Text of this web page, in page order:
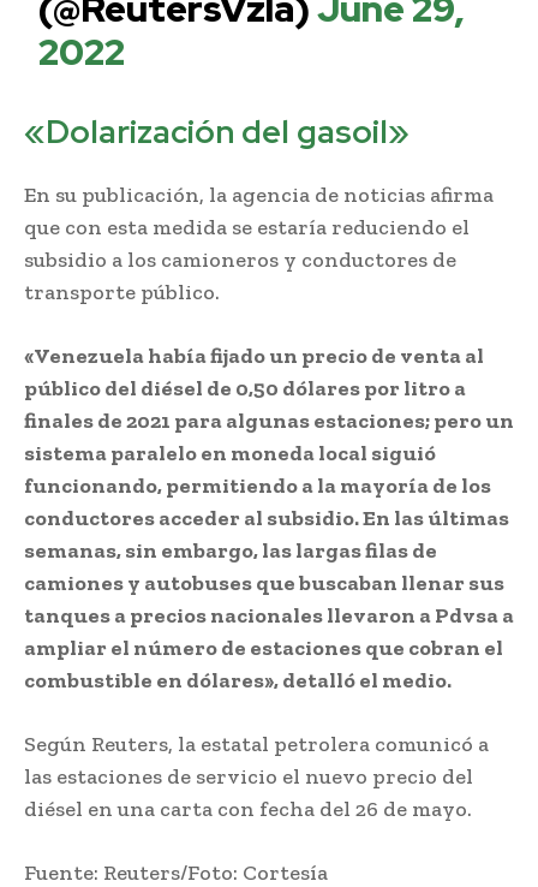
2022
«Dolarización del gasoil»
En su publicación, la agencia de noticias afirma
que con esta medida se estaría reduciendo el
subsidio a los camioneros y conductores de
transporte público.
«Venezuela había fijado un precio de venta al
público del diésel de 0,50 dólares por litro a
finales de 2021 para algunas estaciones; pero un
sistema paralelo en moneda local siguió
funcionando, permitiendo a la mayoría de los
conductores acceder al subsidio. En las últimas
semanas, sin embargo, las largas filas de
camiones y autobuses que buscaban llenar sus
tanques a precios nacionales llevaron a Pdvsa a
ampliar el número de estaciones que cobran el
combustible en dólares», detalló el medio.
Según Reuters, la estatal petrolera comunicó a
las estaciones de servicio el nuevo precio del
diésel en una carta con fecha del 26 de mayo.
Fuente: Reuters/Foto: Cortesía